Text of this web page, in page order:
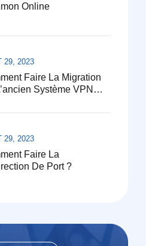
Online
Faire La Migration
Système VPN
Mikroot
29, 2023
Faire La
De Port ?
29, 2023